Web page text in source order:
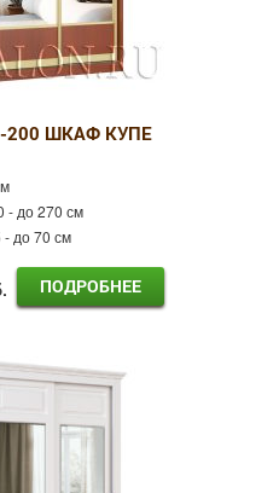
200 ШКАФ КУПЕ
- до 270 см
- до 70 см
ПОДРОБНЕЕ